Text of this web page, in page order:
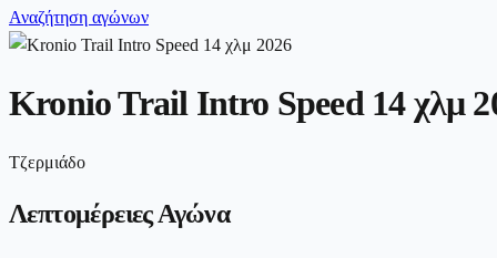
Αναζήτηση αγώνων
Kronio Trail Intro Speed 14 χλμ
Τζερμιάδο
Λεπτομέρειες Αγώνα